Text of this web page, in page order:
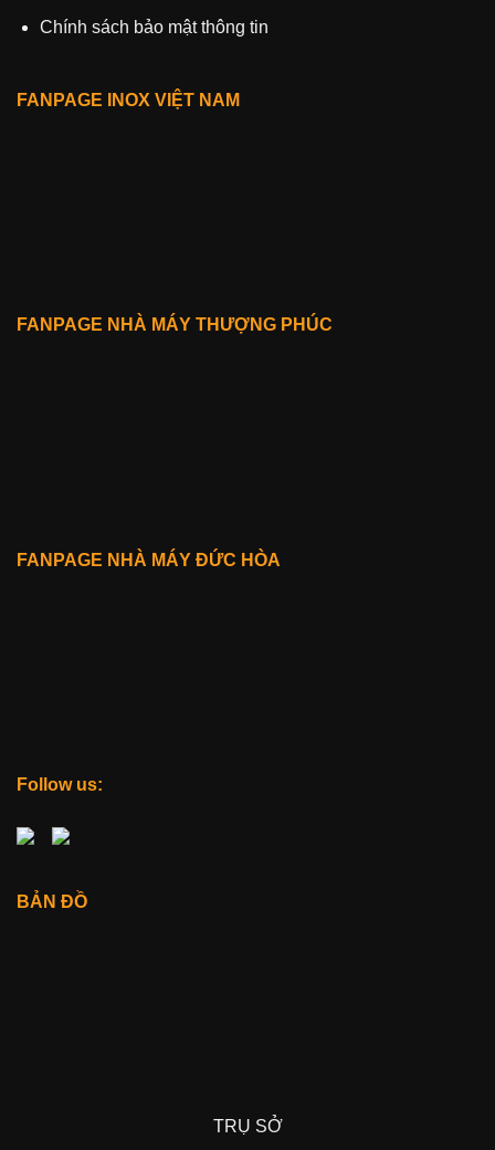
Chính sách bảo mật thông tin
FANPAGE INOX VIỆT NAM
FANPAGE NHÀ MÁY THƯỢNG PHÚC
FANPAGE NHÀ MÁY ĐỨC HÒA
Follow us:
BẢN ĐỒ
TRỤ SỞ